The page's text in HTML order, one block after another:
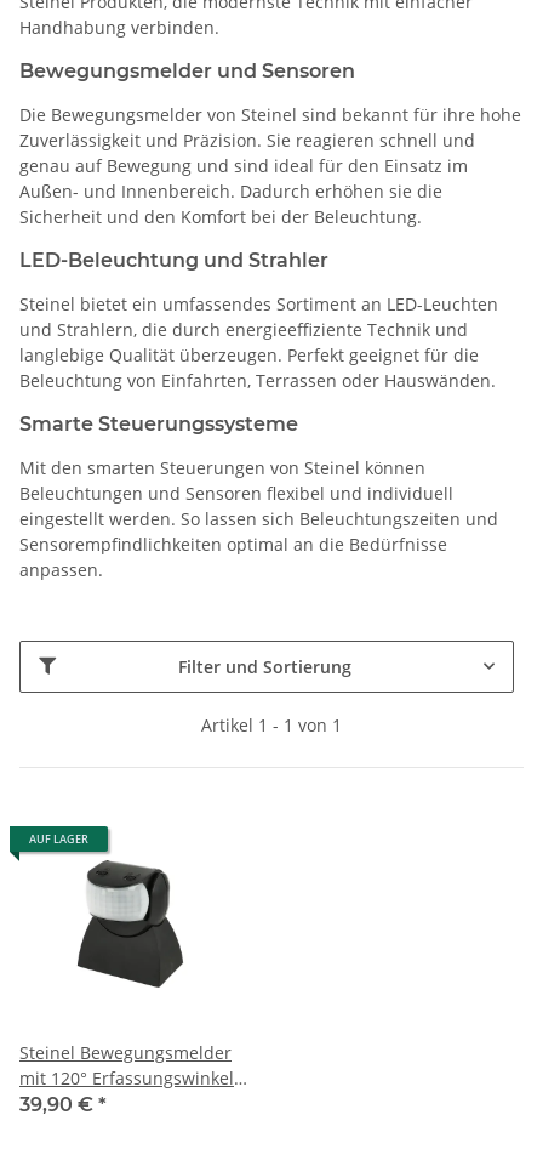
Handhabung verbinden.
Bewegungsmelder und Sensoren
Die Bewegungsmelder von Steinel sind bekannt für ihre hohe
Zuverlässigkeit und Präzision. Sie reagieren schnell und
genau auf Bewegung und sind ideal für den Einsatz im
Außen- und Innenbereich. Dadurch erhöhen sie die
Sicherheit und den Komfort bei der Beleuchtung.
LED-Beleuchtung und Strahler
Steinel bietet ein umfassendes Sortiment an LED-Leuchten
und Strahlern, die durch energieeffiziente Technik und
langlebige Qualität überzeugen. Perfekt geeignet für die
Beleuchtung von Einfahrten, Terrassen oder Hauswänden.
Smarte Steuerungssysteme
Mit den smarten Steuerungen von Steinel können
Beleuchtungen und Sensoren flexibel und individuell
eingestellt werden. So lassen sich Beleuchtungszeiten und
Sensorempfindlichkeiten optimal an die Bedürfnisse
anpassen.
Filter und Sortierung
Artikel 1 - 1 von 1
AUF LAGER
Steinel Bewegungsmelder
mit 120° Erfassungswinkel
600419
39,90 € *